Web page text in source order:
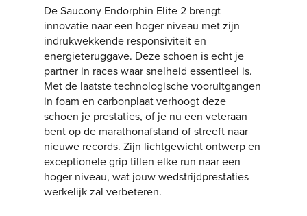
De Saucony Endorphin Elite 2 brengt
innovatie naar een hoger niveau met zijn
indrukwekkende responsiviteit en
energieteruggave. Deze schoen is echt je
partner in races waar snelheid essentieel is.
Met de laatste technologische vooruitgangen
in foam en carbonplaat verhoogt deze
schoen je prestaties, of je nu een veteraan
bent op de marathonafstand of streeft naar
nieuwe records. Zijn lichtgewicht ontwerp en
exceptionele grip tillen elke run naar een
hoger niveau, wat jouw wedstrijdprestaties
werkelijk zal verbeteren.